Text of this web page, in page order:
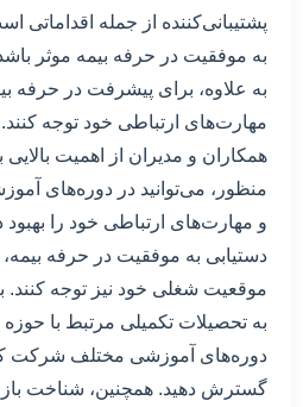
پشتیبانی‌کننده از جمله اقداماتی
به موفقیت در حرفه بیمه موثر
به علاوه، برای پیشرفت در حرفه
مهارت‌های ارتباطی خود توجه کنند.
همکاران و مدیران از اهمیت
منظور، می‌توانید در دوره‌های
و مهارت‌های ارتباطی خود را بهبود
دستیابی به موفقیت در حرفه بیمه،
موقعیت شغلی خود نیز توجه کنند.
به تحصیلات تکمیلی مرتبط با حوزه
دوره‌های آموزشی مختلف شرکت
گسترش دهید. همچنین، شناخت